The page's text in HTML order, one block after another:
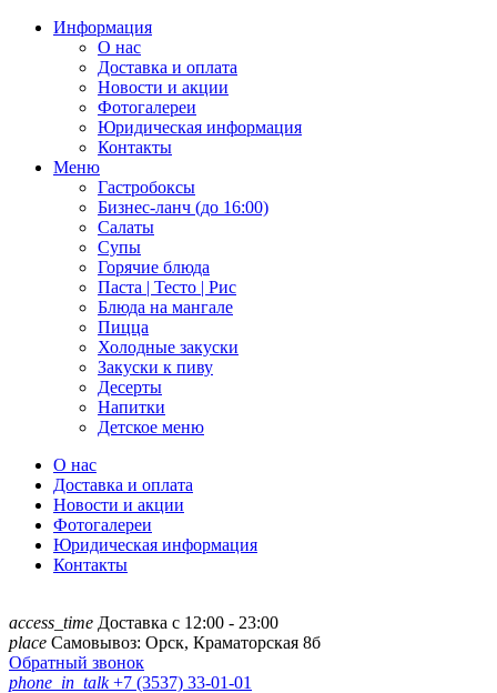
Информация
О нас
Доставка и оплата
Новости и акции
Фотогалереи
Юридическая информация
Контакты
Меню
Гастробоксы
Бизнес-ланч (до 16:00)
Салаты
Супы
Горячие блюда
Паста | Тесто | Рис
Блюда на мангале
Пицца
Холодные закуски
Закуски к пиву
Десерты
Напитки
Детское меню
О нас
Доставка и оплата
Новости и акции
Фотогалереи
Юридическая информация
Контакты
access_time Доставка с 12:00 - 23:00
place Самовывоз: Орск, Краматорская 8б
Обратный звонок
phone_in_talk+7 (3537) 33-01-01